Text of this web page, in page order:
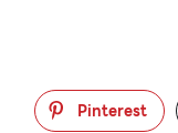
Pinterest